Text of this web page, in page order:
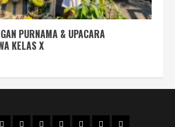
PURNAMA & UPACARA
KELAS X
STRUKTUR
DENAHMAPSSEJARAH
AKREDITASI
SERTIFIKAT
FILOSOFI